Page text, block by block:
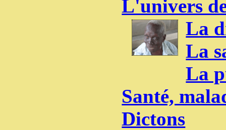
L'univers
La
La
La
Santé,
Dictons